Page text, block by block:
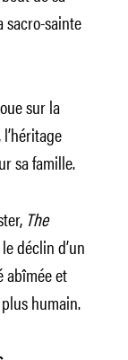
sacro-sainte
sur la
sa famille.
The
déclin d’un
abîmée et
humain.